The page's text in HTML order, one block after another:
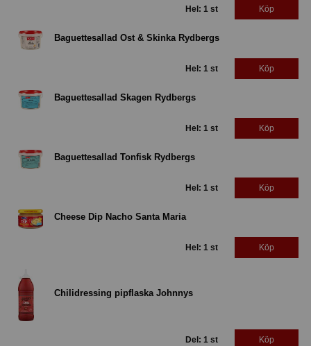
Hel: 1 st Köp
Baguettesallad Ost & Skinka Rydbergs
Hel: 1 st Köp
Baguettesallad Skagen Rydbergs
Hel: 1 st Köp
Baguettesallad Tonfisk Rydbergs
Hel: 1 st Köp
Cheese Dip Nacho Santa Maria
Hel: 1 st Köp
Chilidressing pipflaska Johnnys
Del: 1 st Köp